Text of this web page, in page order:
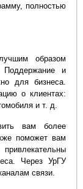
полностью
образом
Поддержание и
для бизнеса.
о клиентах:
и т. д.
вам более
поможет вам
Через УрГУ
связи.